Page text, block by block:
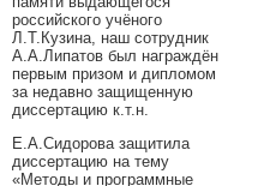
российского учёного
Л.Т.Кузина, наш сотрудник
А.А.Липатов был награждён
первым призом и дипломом
за недавно защищенную
диссертацию к.т.н.
Е.А.Сидорова защитила
диссертацию на тему
«Методы и программные